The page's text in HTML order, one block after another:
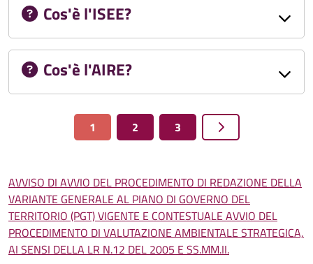
Cos'è l'ISEE?
Cos'è l'AIRE?
1 2 3
AVVISO DI AVVIO DEL PROCEDIMENTO DI REDAZIONE DELLA
VARIANTE GENERALE AL PIANO DI GOVERNO DEL
TERRITORIO (PGT) VIGENTE E CONTESTUALE AVVIO DEL
PROCEDIMENTO DI VALUTAZIONE AMBIENTALE STRATEGICA,
AI SENSI DELLA LR N.12 DEL 2005 E SS.MM.II.